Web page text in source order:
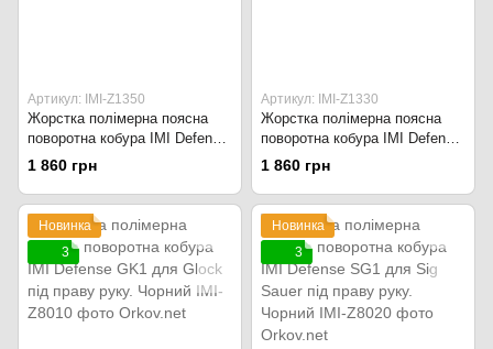
Артикул: IMI-Z1350
Жорстка полімерна поясна
поворотна кобура IMI Defense
для Walther P99 під праву
руку. Чорний
1 860 грн
Артикул: IMI-Z1330
Жорстка полімерна поясна
поворотна кобура IMI Defense
для CZ 75/75B/75B Omega під
праву руку. Чорний
1 860 грн
Новинка
3
Новинка
3